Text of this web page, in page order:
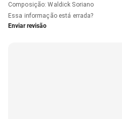
Composição:Waldick Soriano
Essa informação está errada?
Enviar revisão